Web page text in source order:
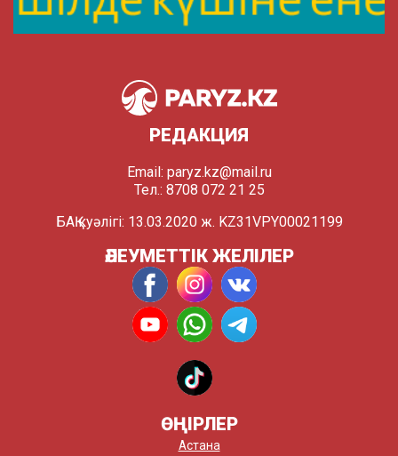
РЕДАКЦИЯ
Email: paryz.kz@mail.ru
Тел.: 8708 072 21 25
БАҚ куәлігі: 13.03.2020 ж. KZ31VPY00021199
ӘЛЕУМЕТТІК ЖЕЛІЛЕР
ӨҢІРЛЕР
Астана